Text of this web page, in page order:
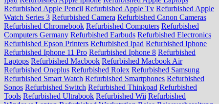
Refurbished Apple Pencil Refurbished Apple Tv Refurbished Apple
Watch Series 3 Refurbished Camera Refurbished Canon Cameras
Refurbished Chromebook Refurbished Computers Refurbished
Computers Germany Refurbished Earbuds Refurbished Electronics
Refurbished Epson Printers Refurbished Ipad Refurbished Iphone
Refurbished Iphone 11 Pro Refurbished Iphone 8 Refurbished
Laptops Refurbished Macbook Refurbished Macbook Air
Refurbished Oneplus Refurbished Rolex Refurbished Samsung
Refurbished Smart Watch Refurbished Smartphones Refurbished
Sonos Refurbished Switch Refurbished Thinkpad Refurbished
Tools Refurbished Ultrabook Refurbished Wii Refurbished